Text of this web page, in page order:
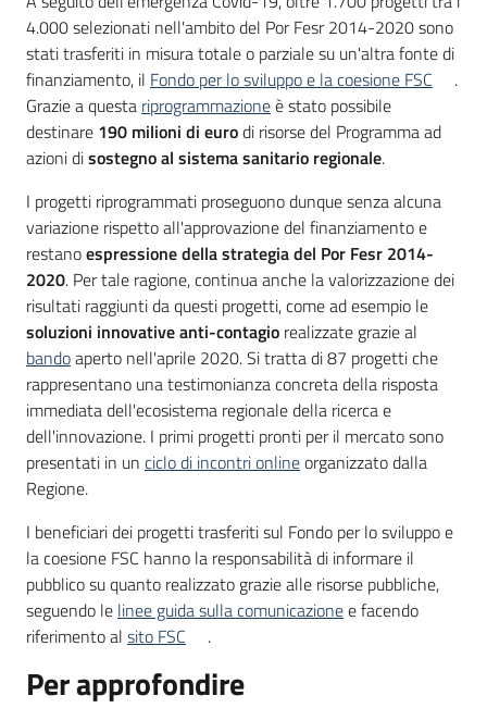
Progetti
e
attività
Comunicazione
e
partecipazione
Seguici
su
4.000 selezionati nell'ambito del Por Fesr 2014-2020 sono
stati trasferiti in misura totale o parziale su un'altra fonte di
finanziamento, il Fondo per lo sviluppo e la coesione FSC
.
Grazie a questa riprogrammazioneè stato possibile
destinare 190 milioni di eurodi risorse del Programma ad
azioni disostegno al sistema sanitario regionale.
I progetti riprogrammati proseguono dunque senza alcuna
variazione rispetto all'approvazione del finanziamento e
restanoespressione della strategia del Por Fesr 2014-
2020. Per tale ragione, continua anche la valorizzazione dei
risultati raggiunti da questi progetti, come ad esempio le
soluzioni innovative anti-contagio realizzate grazie al
bandoaperto nell'aprile 2020. Si tratta di 87 progetti che
rappresentano una testimonianza concreta della risposta
immediata dell'ecosistema regionale della ricerca e
dell'innovazione. I primi progetti pronti per il mercato sono
presentati in un ciclo di incontri onlineorganizzato dalla
Regione.
I beneficiari dei progetti trasferiti sul Fondo per lo sviluppo e
la coesione FSC hanno la responsabilità di informare il
pubblico su quanto realizzato grazie alle risorse pubbliche,
seguendo le linee guida sulla comunicazionee facendo
riferimento al sito FSC .
Per approfondire